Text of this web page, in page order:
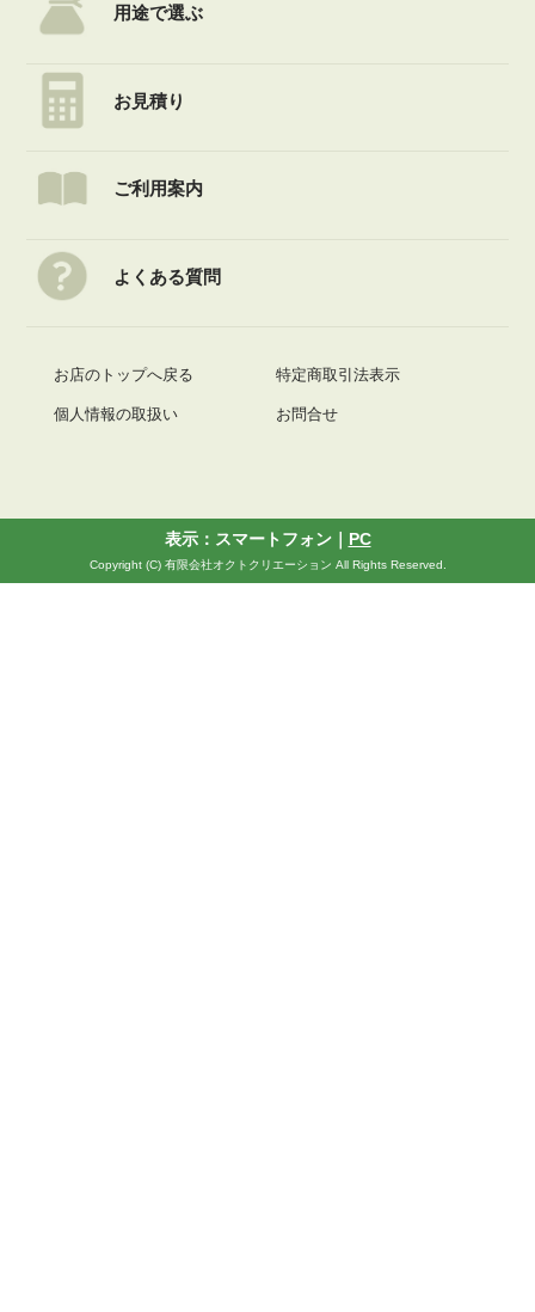
用途で選ぶ
お見積り
ご利用案内
よくある質問
お店のトップへ戻る 特定商取引法表示
個人情報の取扱い お問合せ
表示：スマートフォン｜ PC
Copyright (C) 有限会社オクトクリエーション All Rights Reserved.